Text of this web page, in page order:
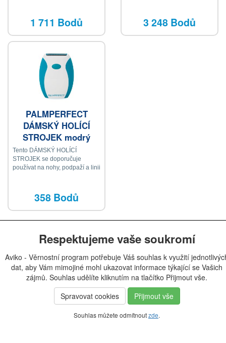
1 711 Bodů
programů, 3 úrovně sonických
vibrací, 3 úrovně tepla, které
pomáhají zklidnit bolavé svaly a
3 248 Bodů
PALMPERFECT
DÁMSKÝ HOLÍCÍ
STROJEK modrý
Tento DÁMSKÝ HOLÍCÍ
STROJEK se doporučuje
používat na nohy, podpaží a linii
358 Bodů
Respektujeme vaše soukromí
Aviko - Věrnostní program potřebuje Váš souhlas k využití
dat, aby Vám mimojiné mohl ukazovat informace týkající se Vašich
zájmů. Souhlas udělíte kliknutím na tlačítko Přijmout vše.
Spravovat cookies
Přijmout vše
Souhlas můžete odmítnoutzde.